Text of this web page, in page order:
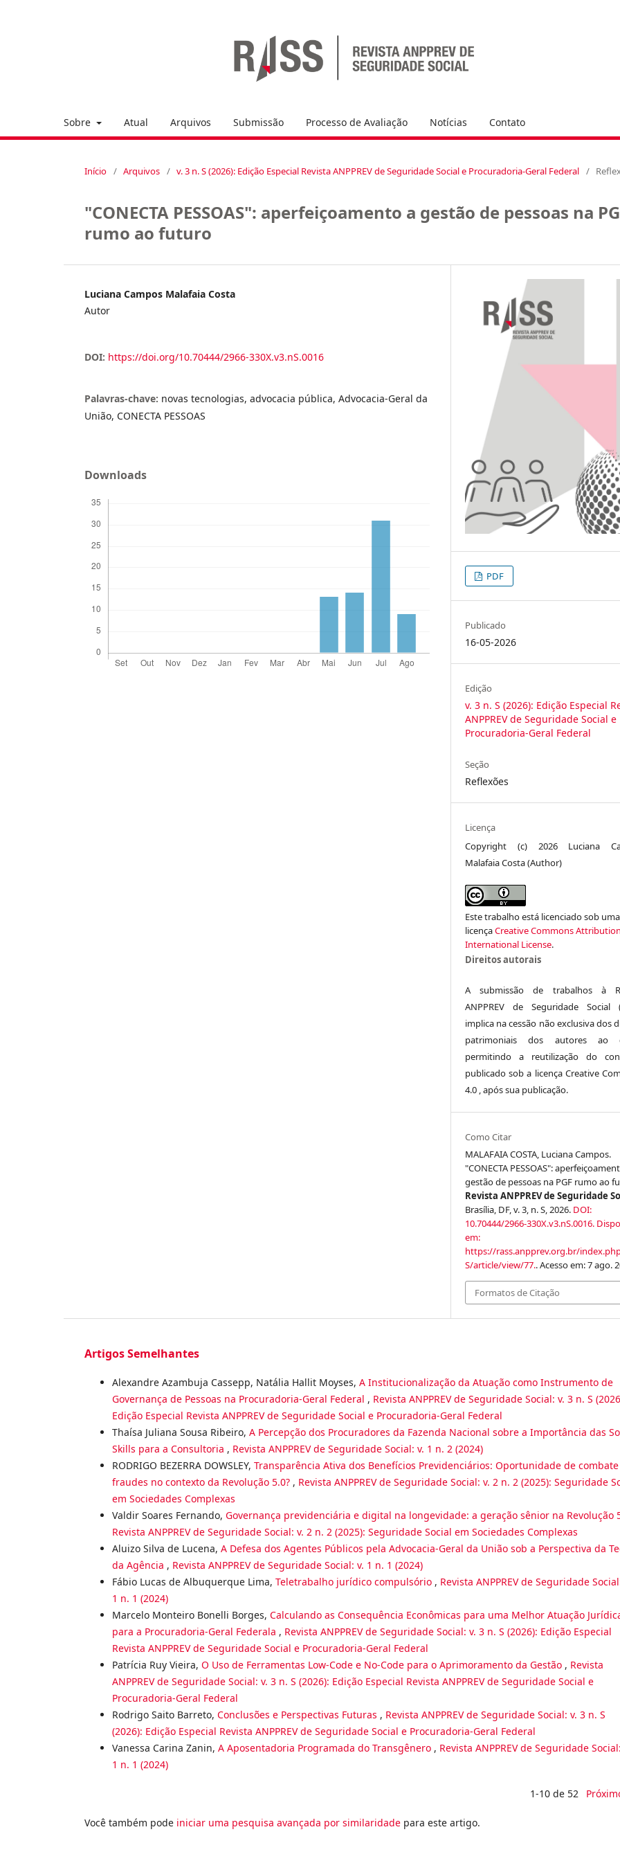
Sobre Atual Arquivos Submissão Processo de Avaliação Notícias Contato
Início / Arquivos / v. 3 n. S (2026): Edição Especial Revista ANPPREV de Seguridade Social e Procuradoria-Geral Federal /
"CONECTA PESSOAS": aperfeiçoamento a gestão de pessoas na
rumo ao futuro
Luciana Campos Malafaia Costa
Autor
DOI: https://doi.org/10.70444/2966-330X.v3.nS.0016
Palavras-chave: novas tecnologias, advocacia pública, Advocacia-Geral da
União, CONECTA PESSOAS
Downloads
PDF
Publicado
16-05-2026
Edição
v. 3 n. S (2026): Edição Especial
ANPPREV de Seguridade Social e
Procuradoria-Geral Federal
Seção
Reflexões
Licença
Copyright (c) 2026 Luciana
Malafaia Costa (Author)
Este trabalho está licenciado sob uma
licençaCreative Commons
International License.
Direitos autorais
A submissão de trabalhos à
ANPPREV de Seguridade Social
implica na cessão não exclusiva dos
patrimoniais dos autores ao
permitindo a reutilização do
publicado sob a licença Creative
4.0 , após sua publicação.
Como Citar
MALAFAIA COSTA, Luciana Campos.
"CONECTA PESSOAS":
gestão de pessoas na PGF rumo ao
Revista ANPPREV de Seguridade
Brasília, DF, v. 3, n. S, 2026. DOI:
10.70444/2966-330X.v3.nS.0016.
em:
https://rass.anpprev.org.br/
S/article/view/77.. Acesso em: 7 ago.
Formatos de Citação
Artigos Semelhantes
Alexandre Azambuja Cassepp, Natália Hallit Moyses, A Institucionalização da Atuação como Instrumento de
Governança de Pessoas na Procuradoria-Geral Federal , Revista ANPPREV de Seguridade Social: v. 3 n. S
Edição Especial Revista ANPPREV de Seguridade Social e Procuradoria-Geral Federal
Thaísa Juliana Sousa Ribeiro, A Percepção dos Procuradores da Fazenda Nacional sobre a Importância das
Skills para a Consultoria , Revista ANPPREV de Seguridade Social: v. 1 n. 2 (2024)
RODRIGO BEZERRA DOWSLEY, Transparência Ativa dos Benefícios Previdenciários: Oportunidade de combate
fraudes no contexto da Revolução 5.0? , Revista ANPPREV de Seguridade Social: v. 2 n. 2 (2025): Seguridade
em Sociedades Complexas
Valdir Soares Fernando, Governança previdenciária e digital na longevidade: a geração sênior na Revolução
Revista ANPPREV de Seguridade Social: v. 2 n. 2 (2025): Seguridade Social em Sociedades Complexas
Aluizo Silva de Lucena, A Defesa dos Agentes Públicos pela Advocacia-Geral da União sob a Perspectiva da
da Agência , Revista ANPPREV de Seguridade Social: v. 1 n. 1 (2024)
Fábio Lucas de Albuquerque Lima, Teletrabalho jurídico compulsório , Revista ANPPREV de Seguridade
1 n. 1 (2024)
Marcelo Monteiro Bonelli Borges, Calculando as Consequência Econômicas para uma Melhor Atuação
para a Procuradoria-Geral Federala , Revista ANPPREV de Seguridade Social: v. 3 n. S (2026): Edição Especial
Revista ANPPREV de Seguridade Social e Procuradoria-Geral Federal
Patrícia Ruy Vieira, O Uso de Ferramentas Low-Code e No-Code para o Aprimoramento da Gestão , Revista
ANPPREV de Seguridade Social: v. 3 n. S (2026): Edição Especial Revista ANPPREV de Seguridade Social e
Procuradoria-Geral Federal
Rodrigo Saito Barreto, Conclusões e Perspectivas Futuras , Revista ANPPREV de Seguridade Social: v. 3 n. S
(2026): Edição Especial Revista ANPPREV de Seguridade Social e Procuradoria-Geral Federal
Vanessa Carina Zanin, A Aposentadoria Programada do Transgênero , Revista ANPPREV de Seguridade
1 n. 1 (2024)
1-10 de 52
Você também pode iniciar uma pesquisa avançada por similaridade para este artigo.